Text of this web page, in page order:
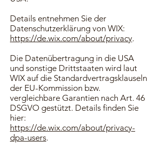
Details entnehmen Sie der
Datenschutzerklärung von WIX:
https://de.wix.com/about/privacy.
Die Datenübertragung in die USA
und sonstige Drittstaaten wird laut
WIX auf die Standardvertragsklauseln
der EU-Kommission bzw.
vergleichbare Garantien nach Art. 46
DSGVO gestützt. Details finden Sie
hier:
https://de.wix.com/about/privacy-
dpa-users.